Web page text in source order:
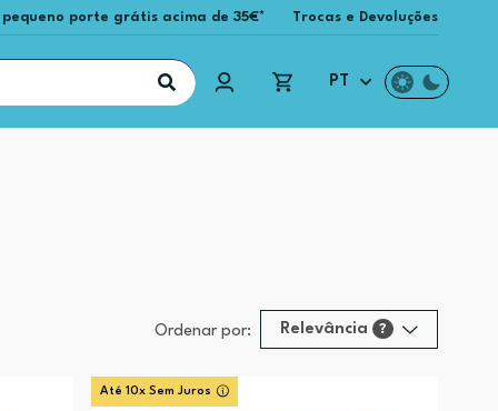
porte grátis acima de 35€* Trocas e Devoluções
PT
Ordenar por: Relevância ?
Até 10x Sem Juros